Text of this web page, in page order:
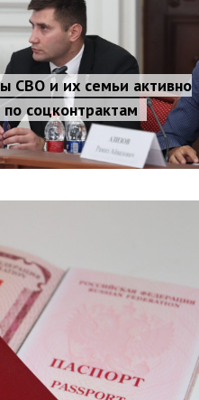
СВО и их семьи активно
соцконтрактам